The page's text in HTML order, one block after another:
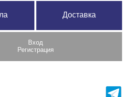
Доставка
Вход
Регистрация